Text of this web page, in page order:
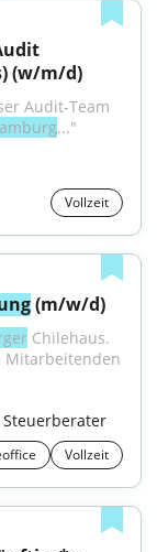
(w/m/d)
Audit-Team
..."
Vollzeit
(m/w/d)
Chilehaus.
Mitarbeitenden
Vollzeit